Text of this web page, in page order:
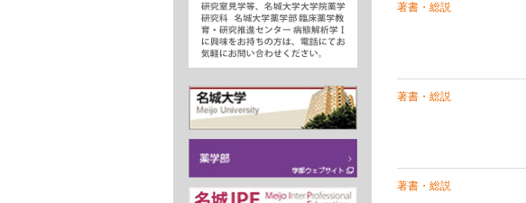
著書・総説
著書・総説
著書・総説